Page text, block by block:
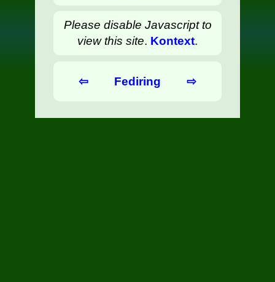
Please disable Javascript to
view this site. Kontext.
⇦ Fediring ⇨